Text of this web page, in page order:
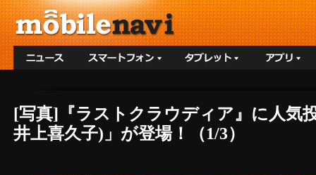
[写真]『ラストクラウディア』に人気
井上喜久子)」が登場！（1/3）